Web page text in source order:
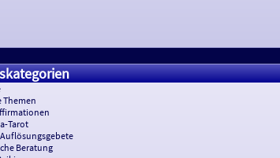
Themen
Tarot
Beratung